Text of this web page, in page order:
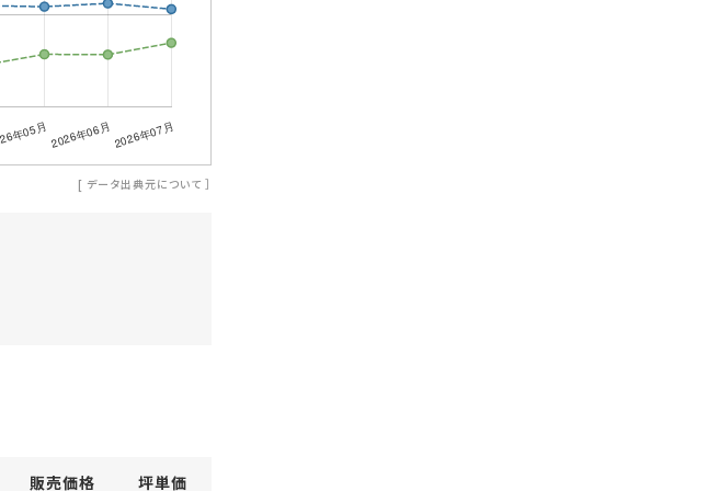
[ データ出典元について ］
販売価格 坪単価